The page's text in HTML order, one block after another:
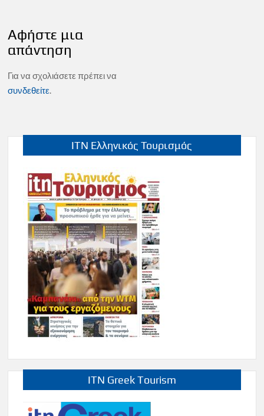
Αφήστε μια
απάντηση
Για να σχολιάσετε πρέπει να
συνδεθείτε.
ITN Ελληνικός Τουρισμός
ITN Greek Tourism